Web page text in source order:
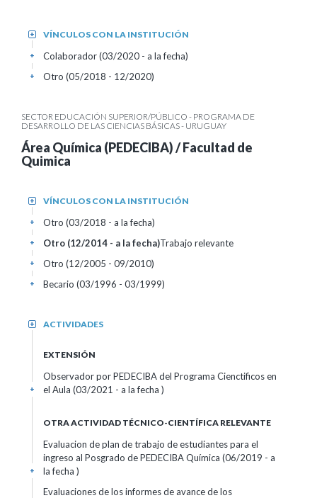
VÍNCULOS CON LA INSTITUCIÓN
+
Colaborador (03/2020 - a la fecha)
+
Otro (05/2018 - 12/2020)
+
SECTOR EDUCACIÓN SUPERIOR/PÚBLICO - PROGRAMA DE
DESARROLLO DE LAS CIENCIAS BÁSICAS - URUGUAY
Área Química (PEDECIBA) / Facultad de
Quimica
VÍNCULOS CON LA INSTITUCIÓN
+
Otro (03/2018 - a la fecha)
+
Otro (12/2014 - a la fecha)Trabajo relevante
+
Otro (12/2005 - 09/2010)
+
Becario (03/1996 - 03/1999)
+
ACTIVIDADES
+
EXTENSIÓN
Observador por PEDECIBA del Programa Cienctificos en
el Aula (03/2021 - a la fecha )
+
OTRA ACTIVIDAD TÉCNICO-CIENTÍFICA RELEVANTE
Evaluacion de plan de trabajo de estudiantes para el
ingreso al Posgrado de PEDECIBA Química (06/2019 - a
la fecha )
+
Evaluaciones de los informes de avance de los